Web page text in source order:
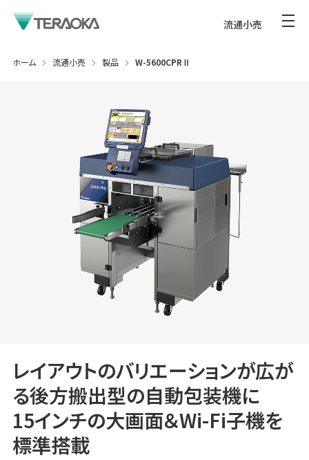
流通小売
ホーム 流通小売 製品 W-5600CPRⅡ
レイアウトのバリエーションが広が
る後方搬出型の自動包装機に
15インチの大画面＆Wi-Fi子機を
標準搭載